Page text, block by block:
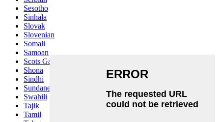
Sesotho
Sinhala
Slovak
Slovenian
Somali
Samoan
Scots Gaelic
Shona
Sindhi
Sundanese
Swahili
Tajik
Tamil